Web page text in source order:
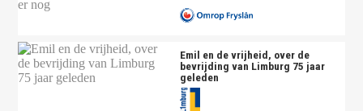
Emil en de vrijheid, over de
bevrijding van Limburg 75 jaar
geleden